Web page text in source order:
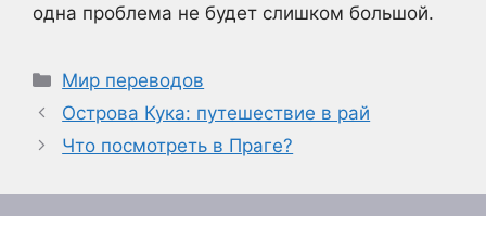
одна проблема не будет слишком большой.
Рубрики
Мир переводов
Острова Кука: путешествие в рай
Что посмотреть в Праге?